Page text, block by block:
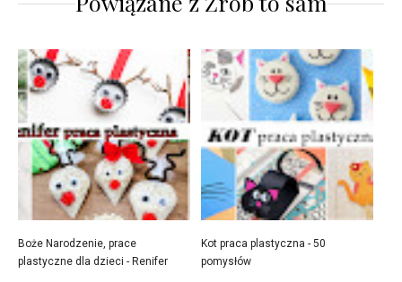
Boże Narodzenie, prace
plastyczne dla dzieci - Renifer
Kot praca plastyczna - 50
pomysłów